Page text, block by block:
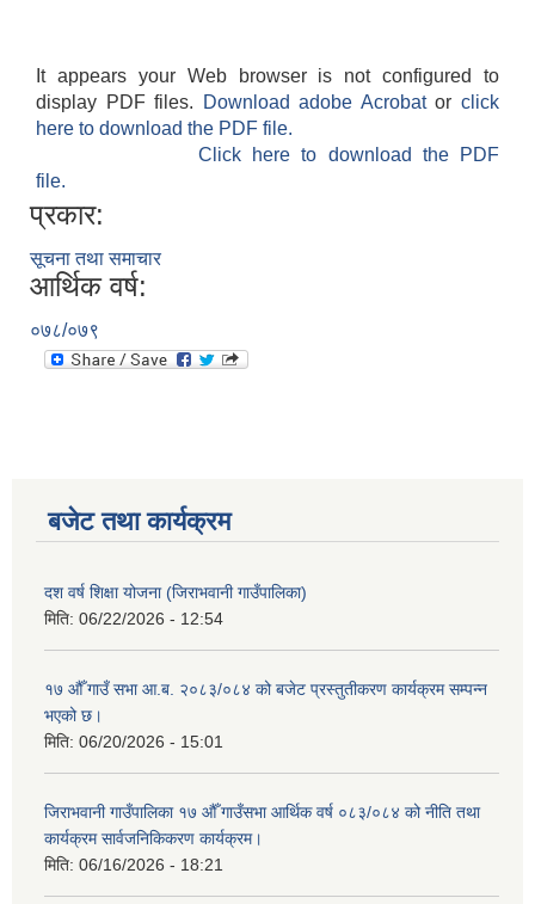
It appears your Web browser is not configured to
display PDF files.
Download adobe Acrobatorclick
here to download the PDF file.
Click here to download the PDF
file.
प्रकार:
सूचना तथा समाचार
आर्थिक वर्ष:
०७८/०७९
बजेट तथा कार्यक्रम
दश वर्ष शिक्षा योजना (जिराभवानी गाउँपालिका)
मिति: 06/22/2026 - 12:54
१७ औँ गाउँ सभा आ.ब. २०८३/०८४ को बजेट प्रस्तुतीकरण कार्यक्रम सम्पन्न
भएको छ।
मिति: 06/20/2026 - 15:01
जिराभवानी गाउँपालिका १७ औँ गाउँसभा आर्थिक वर्ष ०८३/०८४ को नीति तथा
कार्यक्रम सार्वजनिकिकरण कार्यक्रम।
मिति: 06/16/2026 - 18:21